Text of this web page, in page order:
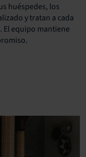
huéspedes, los
y tratan a cada
El equipo mantiene